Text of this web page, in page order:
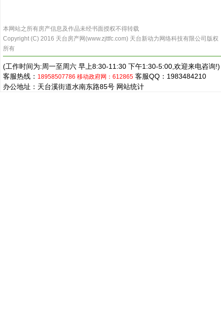
本网站之所有房产信息及作品未经书面授权不得转载
Copyright (C) 2016 天台房产网(www.zjttfc.com) 天台新动力网络科技有限公司版权
所有
(工作时间为:周一至周六 早上8:30-11:30 下午1:30-5:00,欢迎来电咨询!)
客服热线： 18958507786 移动政府网：612865 客服QQ：1983484210
办公地址：天台溪街道水南东路85号 网站统计